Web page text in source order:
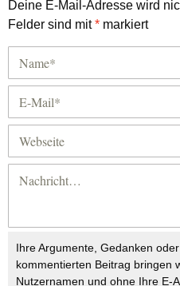
Deine E-Mail-Adresse wird
Felder sind mit* markiert
Ihre Argumente, Gedanken
kommentierten Beitrag bringen
Nutzernamen und ohne Ihre E-